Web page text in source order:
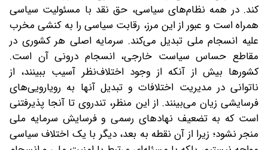
کند. در همه نظام‌های سیاسی، حق نقد با مسئولیت سیاسی
همراه است و عبور از این مرز، رقابت سیاسی را به کنشی مخرب
علیه انسجام ملی تبدیل می‌کند. سرمایه اصلی هر کشوری در
مقاطع حساس سیاست خارجی، انسجام درونی آن است.
کشورها بیش از آنکه از وجود اختلاف‌نظر آسیب ببینند، از
ناتوانی در مدیریت اختلافات و تبدیل آنها به رویارویی‌های
فرسایشی زیان می‌بینند. از این منظر، تندروی تا آنجا پذیرفتنی
است که به تضعیف نهادهای رسمی و فرسایش سرمایه ملی
منجر نشود؛ زیرا از آن نقطه به بعد، دیگر با یک اختلاف سیاسی